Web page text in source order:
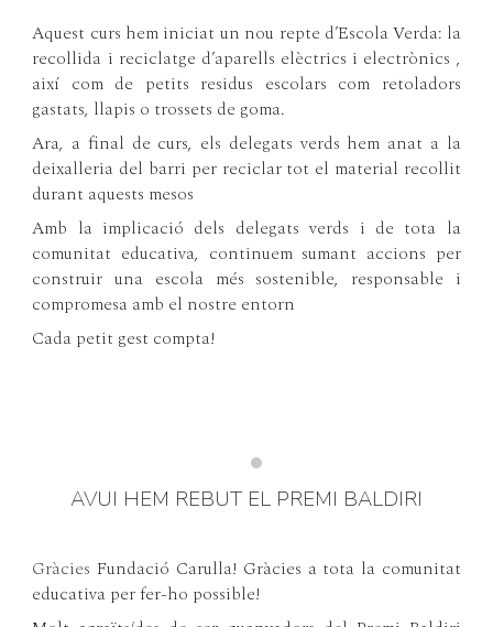
Aquest curs hem iniciat un nou repte d’Escola Verda: la
recollida i reciclatge d’aparells elèctrics i electrònics ,
així com de petits residus escolars com retoladors
gastats, llapis o trossets de goma.
Ara, a final de curs, els delegats verds hem anat a la
deixalleria del barri per reciclar tot el material recollit
durant aquests mesos
Amb la implicació dels delegats verds i de tota la
comunitat educativa, continuem sumant accions per
construir una escola més sostenible, responsable i
compromesa amb el nostre entorn
Cada petit gest compta!
AVUI HEM REBUT EL PREMI BALDIRI
Gràcies Fundació Carulla! Gràcies a tota la comunitat
educativa per fer-ho possible!